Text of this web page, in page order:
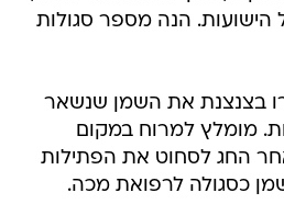
הישועות. הנה מספר סגולות
בצנצנת את השמן שנשאר
מומלץ למרוח במקום
החג לסחוט את הפתילות
כסגולה לרפואת מכה.